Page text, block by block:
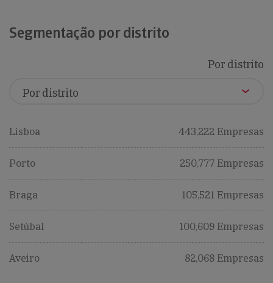
Segmentação por distrito
Por distrito
Lisboa 443,222 Empresas
Porto 250,777 Empresas
Braga 105,521 Empresas
Setúbal 100,609 Empresas
Aveiro 82,068 Empresas